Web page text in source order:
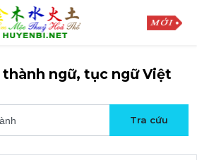
thành ngữ, tục ngữ Việt